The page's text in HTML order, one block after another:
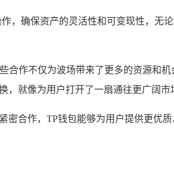
，确保资产的灵活性和可变现性，无
作不仅为波场带来了更多的资源和
就像为用户打开了一扇通往更广阔市
合作，TP钱包能够为用户提供更优